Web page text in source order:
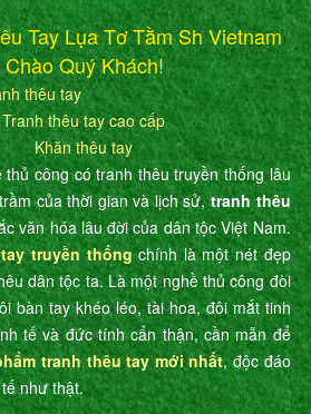
Tay Lụa Tơ Tằm Sh Vietnam
Quý Khách!
thêu tay
Tranh thêu tay cao cấp
Khăn thêu tay
công có tranh thêu truyền thống lâu
của thời gian và lịch sử,tranh thêu
văn hóa lâu đời của dân tộc Việt Nam.
truyền thốngchính là một nét đẹp
dân tộc ta. Là một nghề thủ công đòi
bàn tay khéo léo, tài hoa, đôi mắt tinh
tế và đức tính cẩn thận, cần mẫn để
tranh thêu tay mới nhất, độc đáo
như thật.